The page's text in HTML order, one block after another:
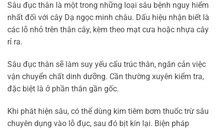
Sâu đục thân là một trong những loại sâu bệnh nguy hiểm
nhất đối với cây Dạ ngọc minh châu. Dấu hiệu nhận biết là
các lỗ nhỏ trên thân cây, kèm theo mạt cưa hoặc nhựa cây
rỉ ra.
Sâu đục thân sẽ làm suy yếu cấu trúc thân, ngăn cản việc
vận chuyển chất dinh dưỡng. Cần thường xuyên kiểm tra,
đặc biệt là ở phần thân gần gốc.
Khi phát hiện sâu, có thể dùng kim tiêm bơm thuốc trừ sâu
chuyên dụng vào lỗ đục, sau đó bịt kín lại. Biện pháp